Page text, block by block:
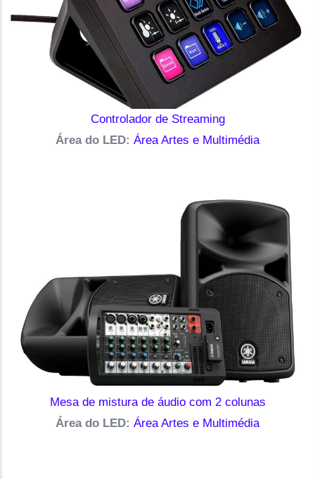
Controlador de Streaming
Área do LED: Área Artes e Multimédia
Mesa de mistura de áudio com 2 colunas
Área do LED: Área Artes e Multimédia